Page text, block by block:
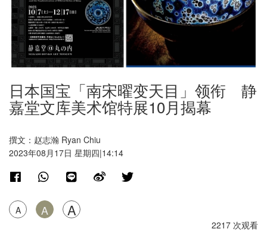
日本国宝「南宋曜变天目」领衔 静
嘉堂文库美术馆特展10月揭幕
撰文：赵志瀚 Ryan Chiu
2023年08月17日 星期四|14:14
A A A
2217 次观看